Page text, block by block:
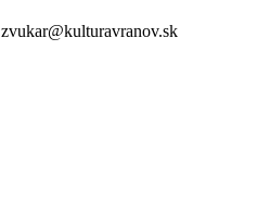
zvukar@kulturavranov.sk